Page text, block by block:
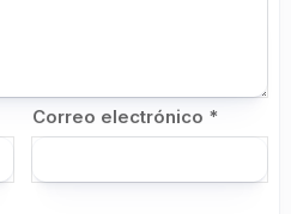
Correo electrónico *